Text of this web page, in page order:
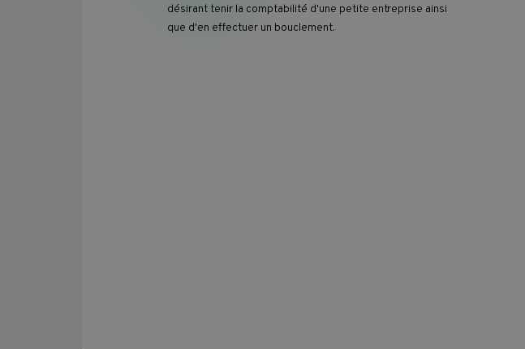
désirant tenir la comptabilité d'une petite entreprise ainsi
que d'en effectuer un bouclement.